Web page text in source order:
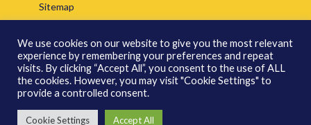
Sitemap
© Copyright 2026 | Indonesia Biofuel Producer Association
We use cookies on our website to give you the most relevant
experience by remembering your preferences and repeat
visits. By clicking “Accept All”, you consent to the use of ALL
the cookies. However, you may visit "Cookie Settings" to
provide a controlled consent.
Cookie Settings Accept All